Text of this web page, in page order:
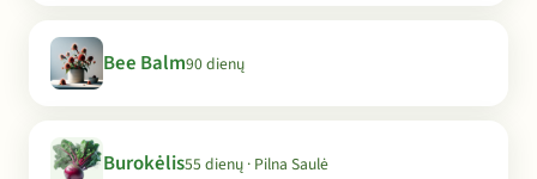
Bee Balm90 dienų
Burokėlis55 dienų · Pilna Saulė